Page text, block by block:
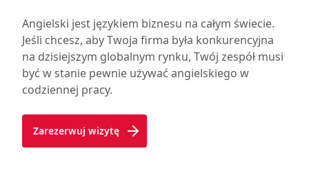
Angielski jest językiem biznesu na całym świecie.
Jeśli chcesz, aby Twoja firma była konkurencyjna
na dzisiejszym globalnym rynku, Twój zespół musi
być w stanie pewnie używać angielskiego w
codziennej pracy.
Zarezerwuj wizytę